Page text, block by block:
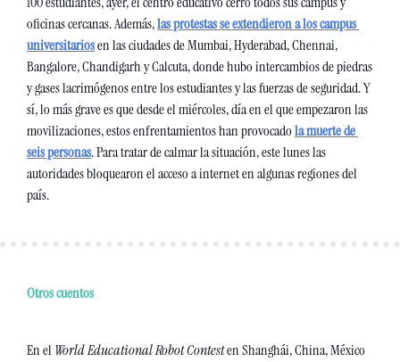
oficinas cercanas. Además,las protestas se extendieron a los campus
universitarios en las ciudades de Mumbai, Hyderabad, Chennai,
Bangalore, Chandigarh y Calcuta, donde hubo intercambios de piedras
y gases lacrimógenos entre los estudiantes y las fuerzas de seguridad. Y
sí, lo más grave es que desde el miércoles, día en el que empezaron las
movilizaciones, estos enfrentamientos han provocado la muerte de
seis personas. Para tratar de calmar la situación, este lunes las
autoridades bloquearon el acceso a internet en algunas regiones del
país.
Otros cuentos
En el World Educational Robot Contest en Shanghái, China, México